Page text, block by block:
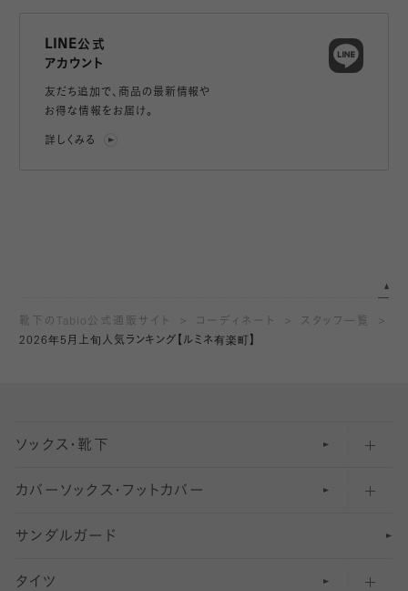
LINE公式
アカウント
友だち追加で、 商品の最新情報や
お得な情報をお届け。
詳しくみる
靴下のTabio公式通販サイト コーディネート
スタッフ一覧
2026年5月上旬人気ランキング【ルミネ有楽町】
ソックス・靴下
五本指ソックス・靴下
足袋ソックス・靴下
無地・プレーンソックス・靴下
カバーソックス・フットカバー
フットカバー・カバーソックス（深め）
フットカバー・カバーソックス（ふつう）
サンダルガード
タイツ